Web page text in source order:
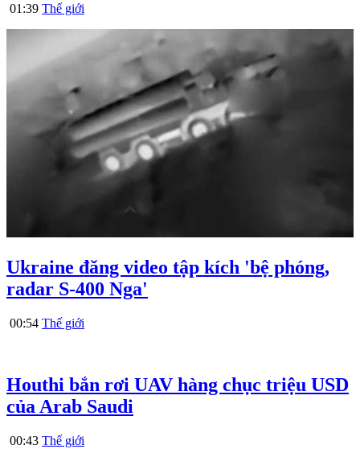
01:39 Thế giới
Ukraine đăng video tập kích 'bệ phóng,
radar S-400 Nga'
00:54 Thế giới
Houthi bắn rơi UAV hàng chục triệu USD
của Arab Saudi
00:43 Thế giới